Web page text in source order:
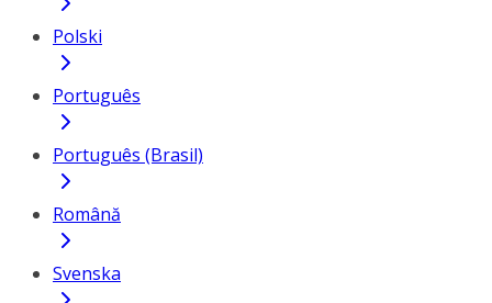
Polski
Português
Português (Brasil)
Română
Svenska